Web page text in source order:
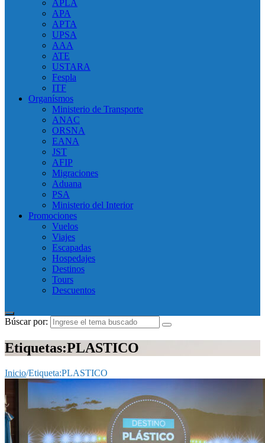
APLA
APA
APTA
UPSA
AAA
ATE
USTARA
Fespla
ITF
Organísmos
Ministerio de Transporte
ANAC
ORSNA
EANA
JST
AFIP
Migraciones
Aduana
PSA
Ministerio del Interior
Promociones
Vuelos
Viajes
Escapadas
Hospedajes
Destinos
Tours
Descuentos
Búscar por:
Etiquetas:PLASTICO
Inicio/Etiqueta:PLASTICO